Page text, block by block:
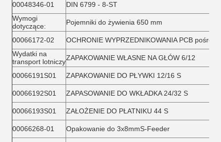
00048346-01
DIN 6799 - 8-ST
Wymogi
dotyczące:
Pojemniki do żywienia 650 mm
00066172-02
OCHRONIE WYPRZEDNIKOWANIA PCB
Wydatki na
transport lotniczyZAPAKOWANIE WŁASNE NA GŁÓW 6/12
00066191S01 ZAPAKOWANIE DO PŁYWKI 12/16 S
00066192S01 ZAPASOWANIE DO WKŁADKA 24/32 S
00066193S01 ZAŁOŻENIE DO PŁATNIKU 44 S
00066268-01 Opakowanie do 3x8mmS-Feeder